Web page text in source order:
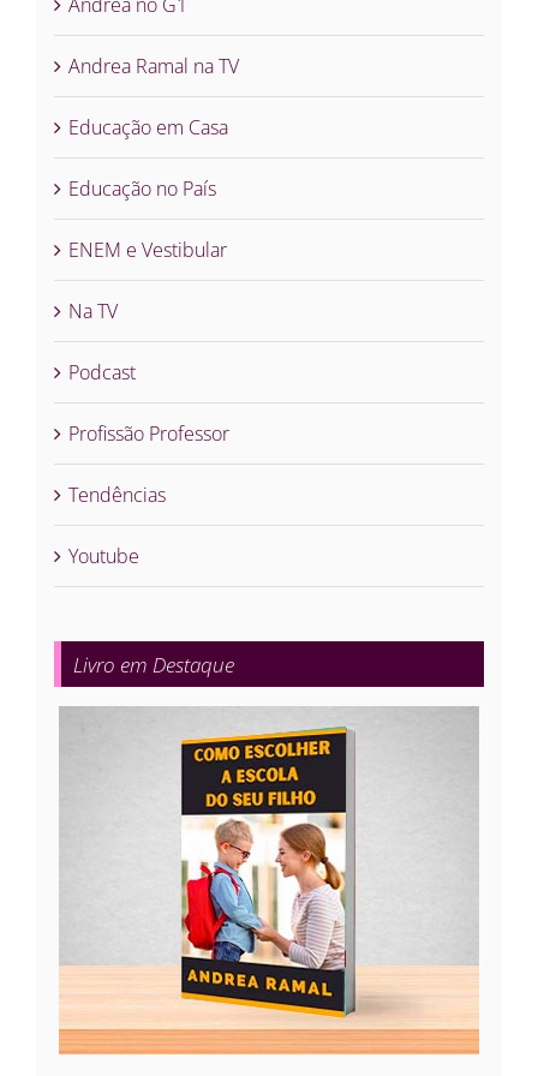
Andrea Ramal na TV
Educação em Casa
Educação no País
ENEM e Vestibular
Na TV
Podcast
Profissão Professor
Tendências
Youtube
Livro em Destaque